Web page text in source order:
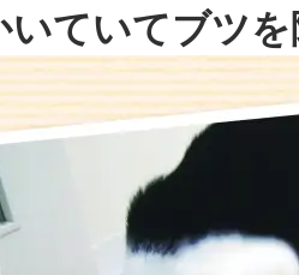
いていてブツを